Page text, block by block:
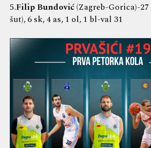
5.Filip Bundović(Zagreb-Gorica)-27
šut), 6 sk, 4 as, 1 ol, 1 bl-val 31